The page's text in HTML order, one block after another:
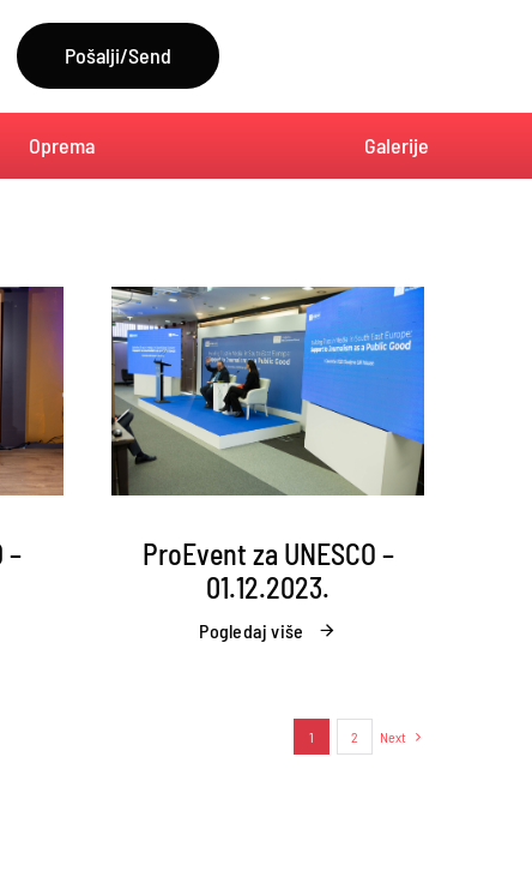
Pošalji/Send
Oprema Galerije
–
ProEvent za UNESCO –
01.12.2023.
Pogledaj više
1 2 Next